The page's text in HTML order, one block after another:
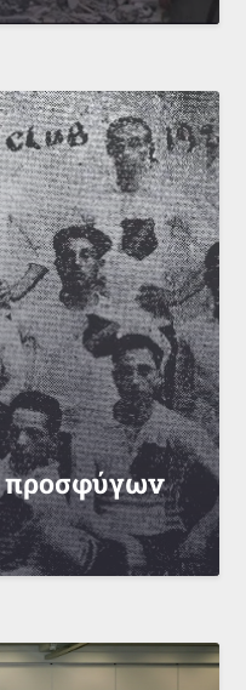
προσφύγων